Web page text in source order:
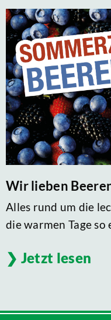
Wir lieben
Alles rund um die
die warmen Tage
Jetzt lesen